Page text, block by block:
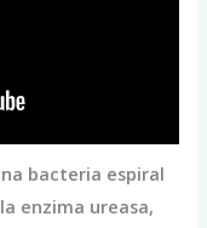
bacteria espiral
enzima ureasa,